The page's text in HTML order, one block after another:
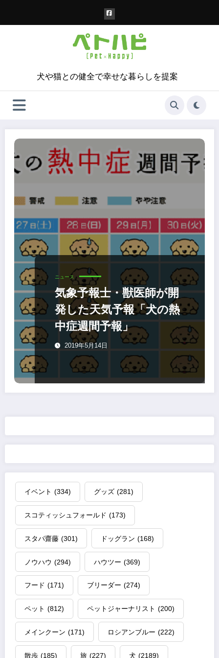
犬や猫との健全で幸せな暮らしを提案
ニュース
気象予報士・獣医師が開
発した天気予報「犬の熱
中症週間予報」
2019年5月14日
イベント (334) グッズ (281)
スコティッシュフォールド (173)
スタパ齋藤 (301) ドッグラン (168)
ノウハウ (294) ハウツー (369)
フード (171) ブリーダー (274)
ペット (812) ペットジャーナリスト (200)
メインクーン (171) ロシアンブルー (222)
散歩 (185) 旅 (227) 犬 (2189)